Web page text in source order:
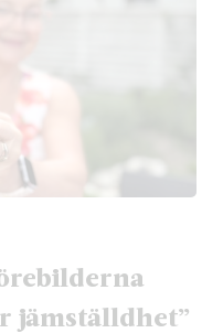
jämställdhet”